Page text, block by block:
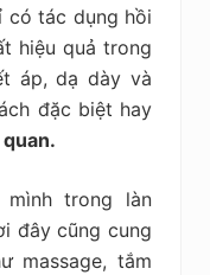
có tác dụng hồi
hiệu quả trong
áp, dạ dày và
đặc biệt hay
trong làn
đây cũng cung
massage, tắm